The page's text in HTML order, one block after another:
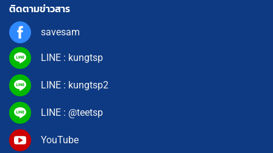
ติดตามข่าวสาร
savesam
LINE : kungtsp
LINE : kungtsp2
LINE : @teetsp
YouTube